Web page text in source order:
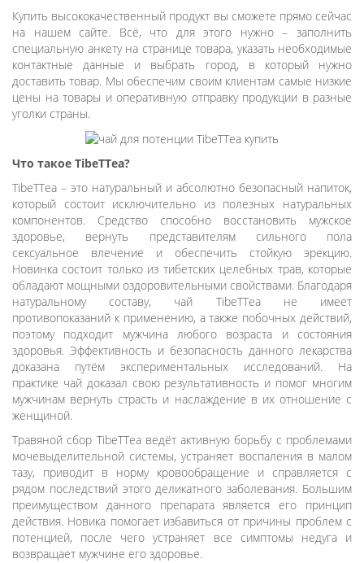
Купить высококачественный продукт вы сможете прямо сейчас
на нашем сайте. Всё, что для этого нужно – заполнить
специальную анкету на странице товара, указать необходимые
контактные данные и выбрать город, в который нужно
доставить товар. Мы обеспечим своим клиентам самые низкие
цены на товары и оперативную отправку продукции в разные
уголки страны.
Что такое TibeTTea?
TibeTTea – это натуральный и абсолютно безопасный напиток,
который состоит исключительно из полезных натуральных
компонентов. Средство способно восстановить мужское
здоровье, вернуть представителям сильного пола
сексуальное влечение и обеспечить стойкую эрекцию.
Новинка состоит только из тибетских целебных трав, которые
обладают мощными оздоровительными свойствами. Благодаря
натуральному составу, чай TibeTTea не имеет
противопоказаний к применению, а также побочных действий,
поэтому подходит мужчина любого возраста и состояния
здоровья. Эффективность и безопасность данного лекарства
доказана путём экспериментальных исследований. На
практике чай доказал свою результативность и помог многим
мужчинам вернуть страсть и наслаждение в их отношение с
женщиной.
Травяной сбор TibeTTea ведёт активную борьбу с проблемами
мочевыделительной системы, устраняет воспаления в малом
тазу, приводит в норму кровообращение и справляется с
рядом последствий этого деликатного заболевания. Большим
преимуществом данного препарата является его принцип
действия. Новика помогает избавиться от причины проблем с
потенцией, после чего устраняет все симптомы недуга и
возвращает мужчине его здоровье.